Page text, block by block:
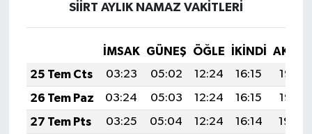
SİİRT AYLIK NAMAZ VAKITLERI
İMSAK GÜNEŞ ÖĞLE İKINDI
25 Tem Cts
03:23 05:02 12:24 16:15
19:35
26 Tem Paz
03:24 05:03 12:24 16:15
19:35
27 Tem Pts
03:25 05:04 12:24 16:14
19:34